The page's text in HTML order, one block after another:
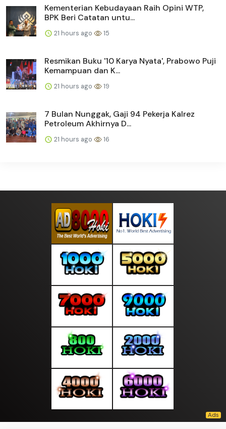
Kementerian Kebudayaan Raih Opini WTP,
BPK Beri Catatan untu...
21 hours ago 15
Resmikan Buku '10 Karya Nyata', Prabowo Puji
Kemampuan dan K...
21 hours ago 19
7 Bulan Nunggak, Gaji 94 Pekerja Kalrez
Petroleum Akhirnya D...
21 hours ago 16